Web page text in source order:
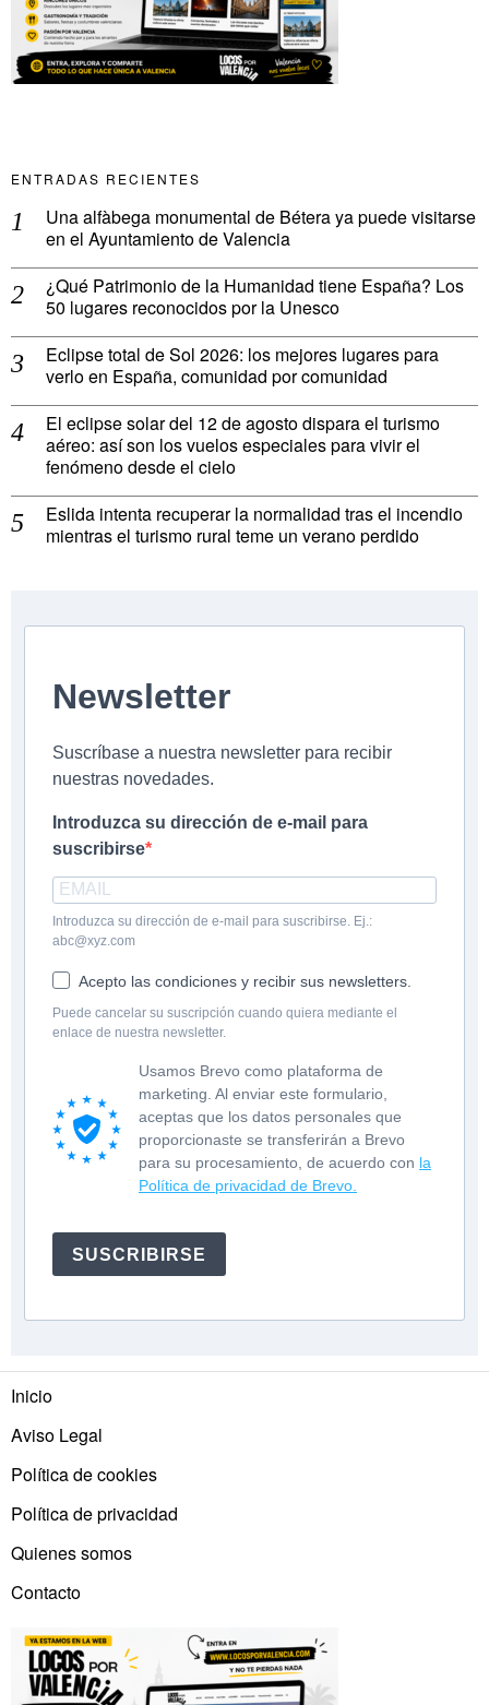
ENTRADAS RECIENTES
Una alfàbega monumental de Bétera ya puede visitarse
en el Ayuntamiento de Valencia
¿Qué Patrimonio de la Humanidad tiene España? Los
50 lugares reconocidos por la Unesco
Eclipse total de Sol 2026: los mejores lugares para
verlo en España, comunidad por comunidad
El eclipse solar del 12 de agosto dispara el turismo
aéreo: así son los vuelos especiales para vivir el
fenómeno desde el cielo
Eslida intenta recuperar la normalidad tras el incendio
mientras el turismo rural teme un verano perdido
Newsletter
Suscríbase a nuestra newsletter para recibir
nuestras novedades.
Introduzca su dirección de e-mail para
suscribirse
Introduzca su dirección de e-mail para suscribirse. Ej.:
abc@xyz.com
Acepto las condiciones y recibir sus newsletters.
Puede cancelar su suscripción cuando quiera mediante el
enlace de nuestra newsletter.
Usamos Brevo como plataforma de
marketing. Al enviar este formulario,
aceptas que los datos personales que
proporcionaste se transferirán a Brevo
para su procesamiento, de acuerdo con la
Política de privacidad de Brevo.
SUSCRIBIRSE
Inicio
Aviso Legal
Política de cookies
Política de privacidad
Quienes somos
Contacto